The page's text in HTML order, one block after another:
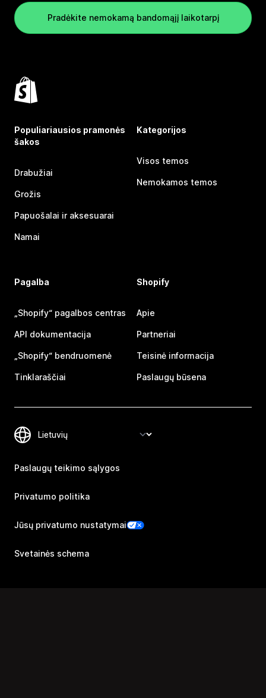
Pradėkite nemokamą bandomąjį laikotarpį
Populiariausios pramonės
šakos
Drabužiai
Grožis
Papuošalai ir aksesuarai
Namai
Kategorijos
Visos temos
Nemokamos temos
Pagalba
„Shopify“ pagalbos centras
API dokumentacija
„Shopify“ bendruomenė
Tinklaraščiai
Shopify
Apie
Partneriai
Teisinė informacija
Paslaugų būsena
Paslaugų teikimo sąlygos
Privatumo politika
Jūsų privatumo nustatymai
Svetainės schema